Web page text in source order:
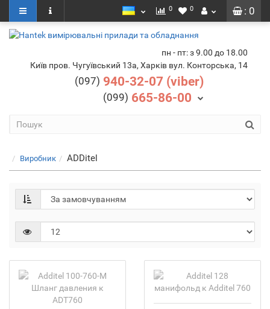
: 0
0 0
пн - пт: з 9.00 до 18.00
Київ пров. Чугуївський 13а, Харків вул. Конторська, 14
(097) 940-32-07 (viber)
(099) 665-86-00
Виробник ADDitel